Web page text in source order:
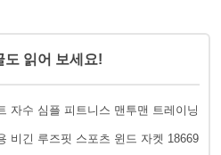
도 읽어 보세요!
자수 심플 피트니스 맨투맨 트레이닝복
비긴 루즈핏 스포츠 윈드 자켓 18669